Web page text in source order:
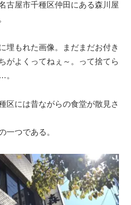
古屋市千種区仲田にある森川屋
埋もれた画像。まだまだお付き
がよくってねぇ～。って捨てら
。
区には昔ながらの食堂が散見さ
一つである。